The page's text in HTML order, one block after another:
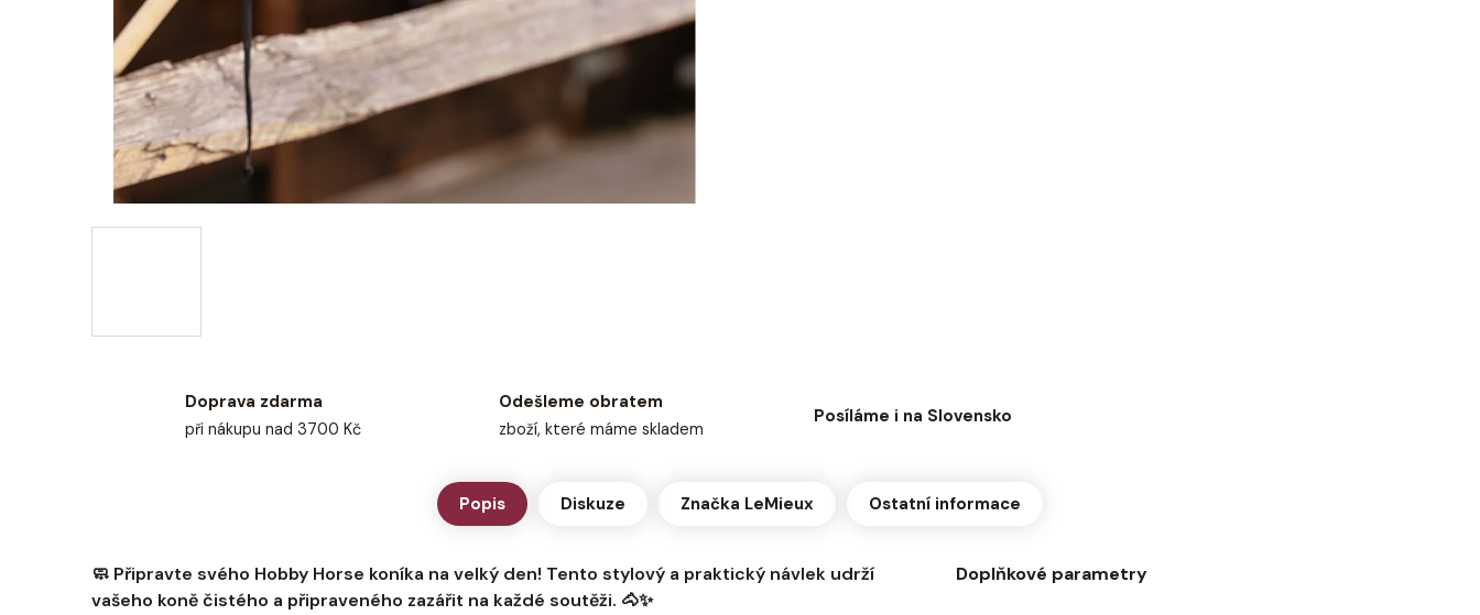
Doprava zdarma
při nákupu nad 3700 Kč
Odešleme obratem
zboží, které máme skladem
Posíláme i na Slovensko
Popis Diskuze Značka LeMieux Ostatní informace
🧼 Připravte svého Hobby Horse koníka na velký den! Tento stylový a praktický návlek udrží
vašeho koně čistého a připraveného zazářit na každé soutěži. 🐴✨
Doplňkové parametry